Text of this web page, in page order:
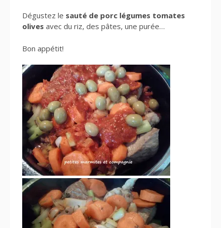
Dégustez le sauté de porc légumes tomates
olives avec du riz, des pâtes, une purée…
Bon appétit!